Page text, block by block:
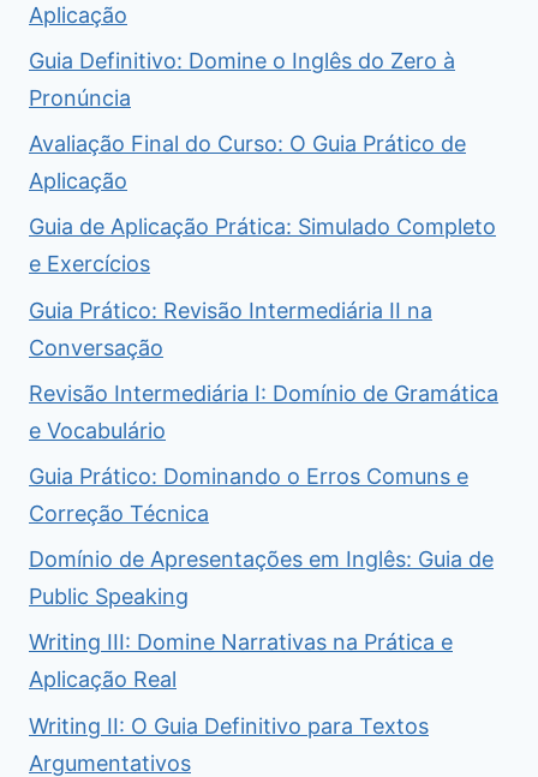
Aplicação
Guia Definitivo: Domine o Inglês do Zero à
Pronúncia
Avaliação Final do Curso: O Guia Prático de
Aplicação
Guia de Aplicação Prática: Simulado Completo
e Exercícios
Guia Prático: Revisão Intermediária II na
Conversação
Revisão Intermediária I: Domínio de Gramática
e Vocabulário
Guia Prático: Dominando o Erros Comuns e
Correção Técnica
Domínio de Apresentações em Inglês: Guia de
Public Speaking
Writing III: Domine Narrativas na Prática e
Aplicação Real
Writing II: O Guia Definitivo para Textos
Argumentativos